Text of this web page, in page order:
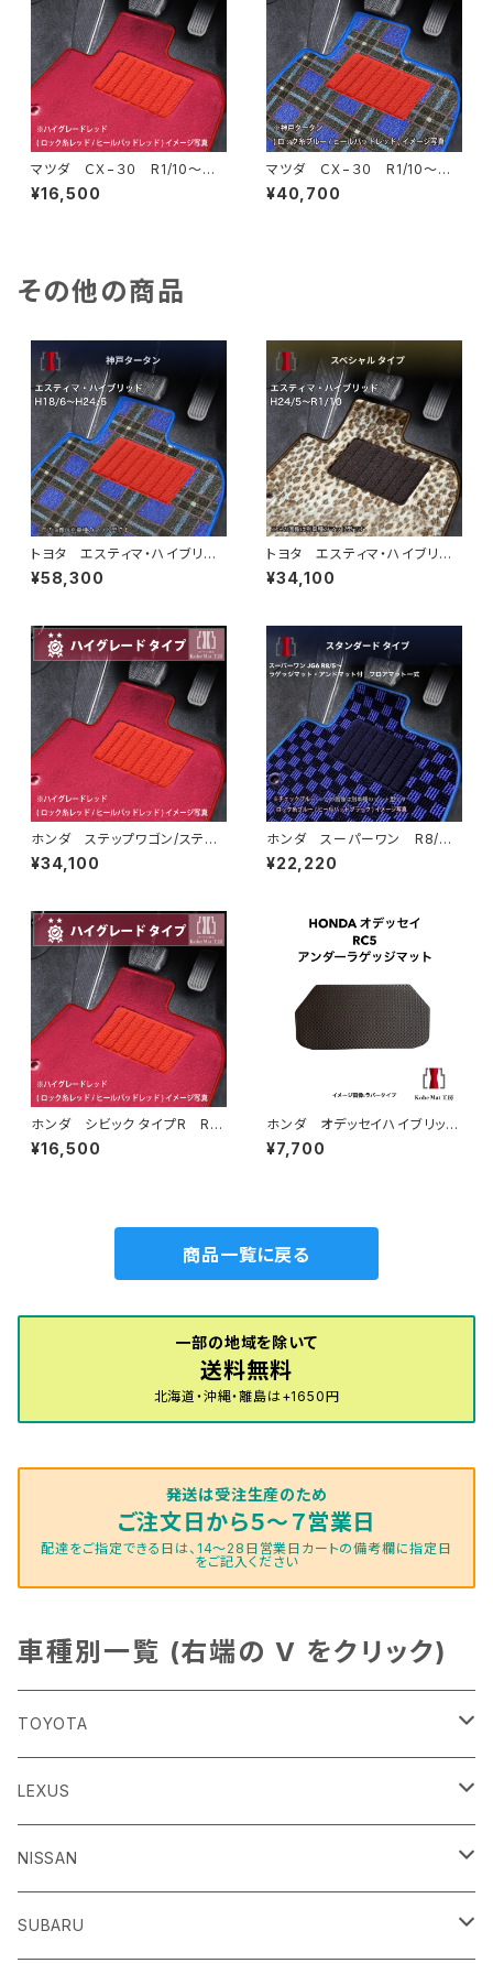
マツダ ＣＸ−３０ R1/10〜
DM系 フロアマット一式 カー
マット ハイグレードタイプ
¥16,500
マツダ ＣＸ−３０ R1/10〜
DM系 フロアマット一式 カー
マット 神戸タータン 特別受
¥40,700
その他の商品
トヨタ エスティマ・ハイブリッ
ド H18/6〜H24/5（前期） 2
0系 フロアマット一式 カーマ
¥58,300
トヨタ エスティマ・ハイブリッ
ド H24/5〜R1/10（後期） 20
系 フロアマット一式 カーマッ
¥34,100
ホンダ ステップワゴン/ステッ
プワゴンスパーダ R4/5〜 R
P6/7/8 フロアマット一式 カ
¥34,100
ホンダ スーパーワン R8/
5〜 JG6 ラゲッジマット・ア
ンドマット付 フロアマット一
NE jg6
¥22,220
ホンダ シビック タイプR R4/
9〜 FL5 フロアマット一式
カーマット ハイグレードタイプ
¥16,500
ホンダ オデッセイハイブリッ
ド R5/12〜 RC5 アンダー
ラゲッジマット トランクマッ
¥7,700
商品一覧に戻る
一部の地域を除いて
送料無料
北海道・沖縄・離島は+1650円
発送は受注生産のため
ご注文日から５～７営業日
配達をご指定できる日は、14～28日営業日カートの備考欄に指定日
をご記入ください
車種別一覧 (右端の V をクリック)
TOYOTA
86
H24/4～R3/8 ZN6
GR86
R3/10～ ZN8
ｂＢ
LEXUS
ＣＴ
H23/1～R4/11
ＥＳ
NISSAN
ＡＤ
SUBARU